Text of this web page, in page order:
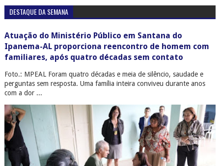
DESTAQUE DA SEMANA
Atuação do Ministério Público em Santana do
Ipanema-AL proporciona reencontro de homem com
familiares, após quatro décadas sem contato
Foto.: MPEAL Foram quatro décadas e meia de silêncio, saudade e
perguntas sem resposta. Uma família inteira conviveu durante anos
com a dor ...